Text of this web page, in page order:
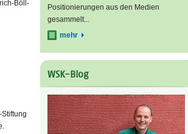
Böll-
Positionierungen aus den Medien
gesammelt...
mehr
WSK-Blog